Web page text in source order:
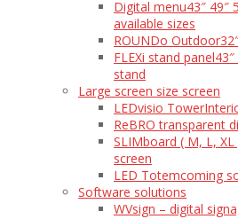
Digital menu43″ 49″
available sizes
ROUNDo Outdoor
FLEXi stand panel
stand
Large screen size screen
LEDvisio Tower
ReBRO transparent
SLIMboard ( M, L, XL
screen
LED Totemcoming
Software solutions
WVsign – digital